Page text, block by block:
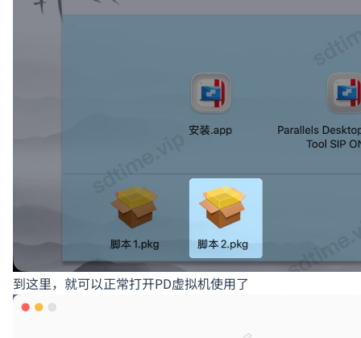
到这里，就可以正常打开PD虚拟机使用了